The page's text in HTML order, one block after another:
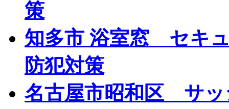
策
知多市 浴室窓 セキ
防犯対策
名古屋市昭和区 サ